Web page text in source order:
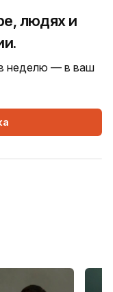
людях и
в неделю — в ваш